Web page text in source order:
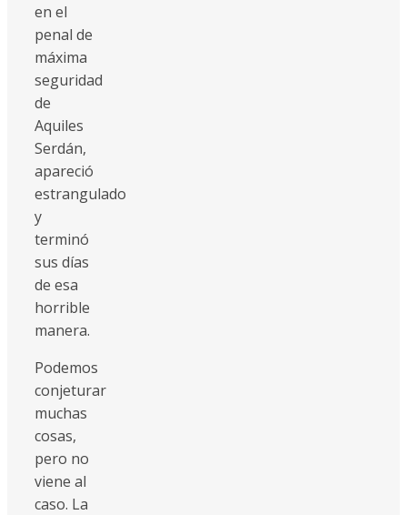
en el
penal de
máxima
seguridad
de
Aquiles
Serdán,
apareció
estrangulado
y
terminó
sus días
de esa
horrible
manera.
Podemos
conjeturar
muchas
cosas,
pero no
viene al
caso. La